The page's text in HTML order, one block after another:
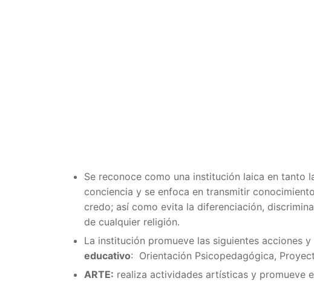
Se reconoce como una institución laica en
conciencia y se enfoca en transmitir
credo; así como evita la diferenciación,
de cualquier religión.
La institución promueve las siguientes acciones
educativo: Orientación Psicopedagógica,
ARTE: realiza actividades artísticas y promueve